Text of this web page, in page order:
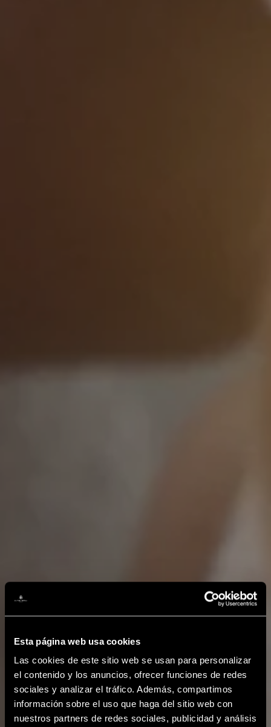
Esta página web usa cookies
Las cookies de este sitio web se usan para personalizar
el contenido y los anuncios, ofrecer funciones de redes
sociales y analizar el tráfico. Además, compartimos
información sobre el uso que haga del sitio web con
nuestros partners de redes sociales, publicidad y análisis